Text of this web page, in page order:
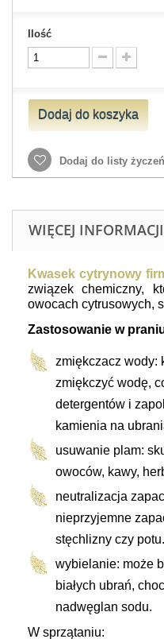
Ilość
Dodaj do koszyka
Dodaj do listy życzeń
WIĘCEJ INFORMACJI
Kwasek cytrynowy
związek chemiczny,
owocach cytrusowych,
Zastosowanie w
zmiękczacz wody:
zmiękczyć wodę,
detergentów i
kamienia na
usuwanie plam:
owoców, kawy,
neutralizacja
nieprzyjemne
stęchlizny czy potu.
wybielanie: może
białych ubrań,
nadwęglan sodu.
W sprzątaniu: